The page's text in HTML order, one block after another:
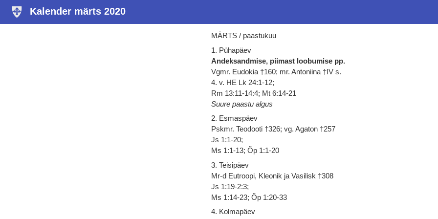
Kalender märts 2020
MÄRTS / paastukuu
1. Pühapäev
Andeksandmise, piimast loobumise pp.
Vgmr. Eudokia †160; mr. Antoniina †IV s.
4. v. HE Lk 24:1-12;
Rm 13:11-14:4; Mt 6:14-21
Suure paastu algus
2. Esmaspäev
Pskmr. Teodooti †326; vg. Agaton †257
Js 1:1-20;
Ms 1:1-13; Õp 1:1-20
3. Teisipäev
Mr-d Eutroopi, Kleonik ja Vasilisk †308
Js 1:19-2:3;
Ms 1:14-23; Õp 1:20-33
4. Kolmapäev